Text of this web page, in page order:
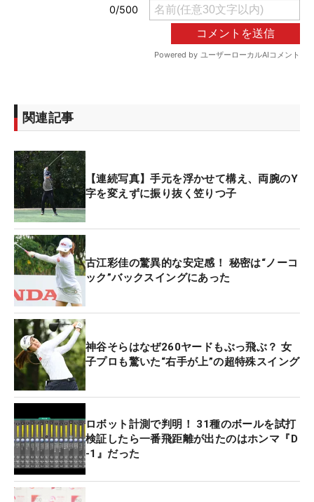
関連記事
【連続写真】手元を浮かせて構え、両腕のY
字を変えずに振り抜く笠りつ子
古江彩佳の驚異的な安定感！ 秘密は“ノーコ
ック”バックスイングにあった
神谷そらはなぜ260ヤードもぶっ飛ぶ？ 女
子プロも驚いた“右手が上”の超特殊スイング
ロボット計測で判明！ 31種のボールを試打
検証したら一番飛距離が出たのはホンマ『D
-1』だった